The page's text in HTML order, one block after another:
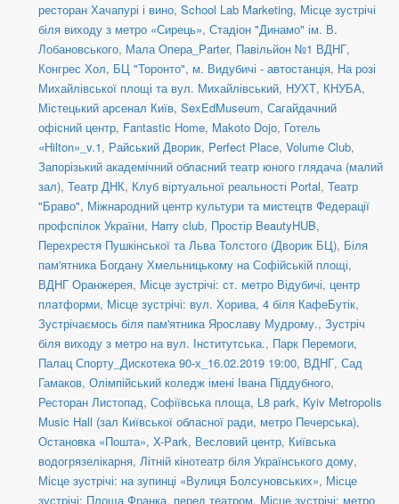
ресторан Хачапурі і вино, School Lab Marketing, Місце зустрічі
біля виходу з метро «Сирець», Стадіон "Динамо" ім. В.
Лобановського, Мала Опера_Parter, Павільйон №1 ВДНГ,
Конгрес Хол, БЦ "Торонто", м. Видубичі - автостанція, На розі
Михайлівської площі та вул. Михайлівський, НУХТ, КНУБА,
Містецький арсенал Київ, SexEdMuseum, Сагайдачний
офісний центр, Fantastic Home, Makoto Dojo, Готель
«Hilton»_v.1, Райський Дворик, Perfect Place, Volume Club,
Запорізький академічний обласний театр юного глядача (малий
зал), Театр ДНК, Клуб віртуальної реальності Portal, Театр
"Браво", Міжнародний центр культури та мистецтв Федерації
профспілок України, Harry club, Простір BeautyHUB,
Перехрестя Пушкінської та Льва Толстого (Дворик БЦ), Біля
пам'ятника Богдану Хмельницькому на Софійській площі,
ВДНГ Оранжерея, Місце зустрічі: ст. метро Відубичі, центр
платформи, Місце зустрічі: вул. Хорива, 4 біля КафеБутік,
Зустрічаємось біля пам'ятника Ярославу Мудрому., Зустріч
біля виходу з метро на вул. Інститутська., Парк Перемоги,
Палац Спорту_Дискотека 90-х_16.02.2019 19:00, ВДНГ, Сад
Гамаков, Олімпійський коледж імені Івана Піддубного,
Ресторан Листопад, Софіївська площа, L8 park, Kyiv Metropolis
Music Hall (зал Київської обласної ради, метро Печерська),
Остановка «Пошта», X-Park, Весловий центр, Київська
водогрязелікарня, Літній кінотеатр біля Українського дому,
Місце зустрічі: на зупинці «Вулиця Болсуновських», Місце
зустрічі: Площа Франка, перед театром, Місце зустрічі: метро